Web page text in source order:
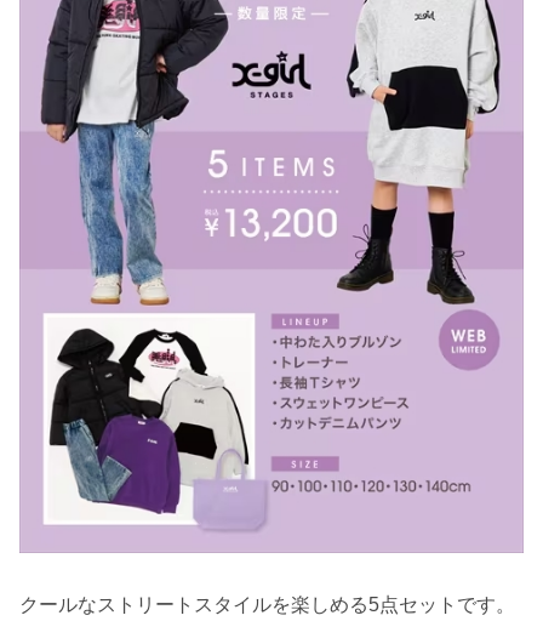
クールなストリートスタイルを楽しめる5点セットです。